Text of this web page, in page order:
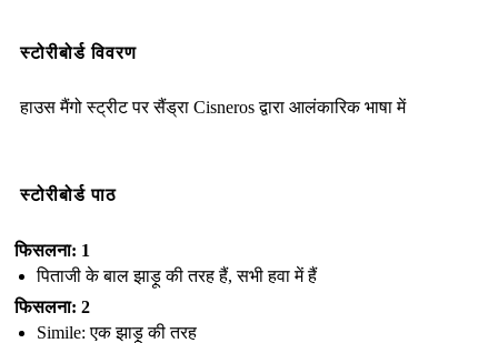
स्टोरीबोर्ड विवरण
हाउस मैंगो स्ट्रीट पर सैंड्रा Cisneros द्वारा आलंकारिक भाषा में
स्टोरीबोर्ड पाठ
फिसलना: 1
पिताजी के बाल झाड़ू की तरह हैं, सभी हवा में हैं
फिसलना: 2
Simile: एक झाड़ू की तरह